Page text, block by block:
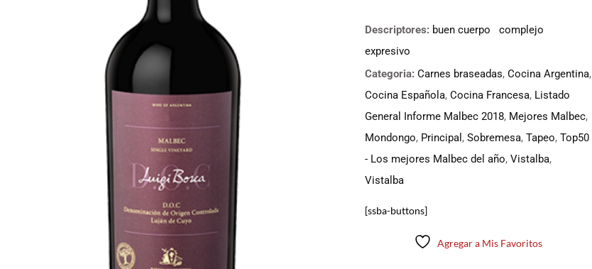
Descriptores: buen cuerpo
complejo
expresivo
Categoria: Carnes braseadas, Cocina Argentina,
Cocina Española, Cocina Francesa, Listado
General Informe Malbec 2018, Mejores Malbec,
Mondongo, Principal , Sobremesa, Tapeo, Top50
- Los mejores Malbec del año, Vistalba,
Vistalba
[ssba-buttons]
Agregar a Mis Favoritos